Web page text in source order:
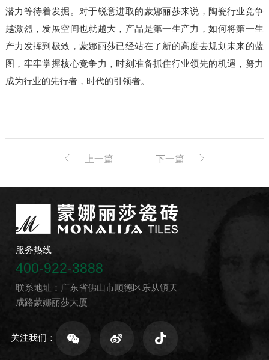
潜力等待着发掘。对于锐意进取的蒙娜丽莎来说，陶瓷行业竞争
越激烈，发展空间也就越大，产品是第一生产力，如何将第一生
产力发挥到极致，蒙娜丽莎已经站在了新的高度去规划未来的蓝
图，牢牢掌握核心竞争力，时刻准备抓住行业领先的机遇，努力
成为行业的先行者，时代的引领者。
上一篇 下一篇
服务热线
400-922-3888
联系地址：广东省佛山市顺德区乐从镇天
成路蒙娜丽莎大厦
关注我们：